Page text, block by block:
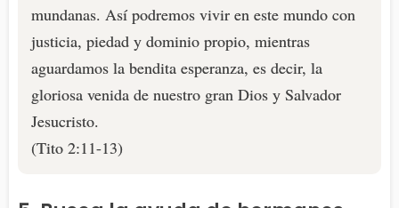
mundanas. Así podremos vivir en este mundo con
justicia, piedad y dominio propio, mientras
aguardamos la bendita esperanza, es decir, la
gloriosa venida de nuestro gran Dios y Salvador
Jesucristo.
(Tito 2:11-13)